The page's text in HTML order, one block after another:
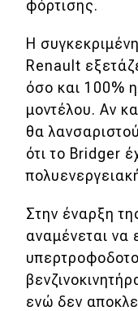
φόρτισης.
Η
Renault
όσο και 100%
μοντέλου. Αν
θα
ότι το Bridger
Στην έναρξη
αναμένεται να
ενώ δεν